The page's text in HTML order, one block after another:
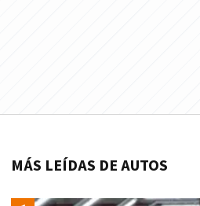
MÁS LEÍDAS DE AUTOS